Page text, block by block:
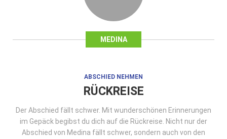
MEDINA
ABSCHIED NEHMEN
RÜCKREISE
Der Abschied fällt schwer. Mit wunderschönen Erinnerungen
im Gepäck begibst du dich auf die Rückreise. Nicht nur der
Abschied von Medina fällt schwer, sondern auch von den